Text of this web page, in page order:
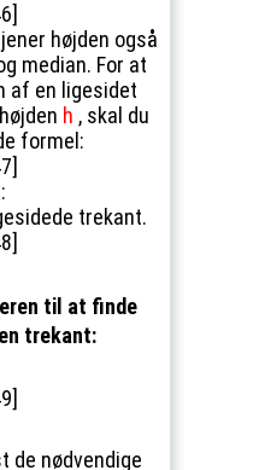
højden også
median. For at
af en ligesidet
h , skal du
formel:
trekant.
til at finde
trekant:
de nødvendige